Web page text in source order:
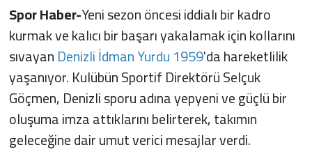
Spor Haber-Yeni sezon öncesi iddialı bir kadro
kurmak ve kalıcı bir başarı yakalamak için kollarını
sıvayanDenizli İdman Yurdu 1959'da hareketlilik
yaşanıyor. Kulübün Sportif Direktörü Selçuk
Göçmen, Denizli sporu adına yepyeni ve güçlü bir
oluşuma imza attıklarını belirterek, takımın
geleceğine dair umut verici mesajlar verdi.